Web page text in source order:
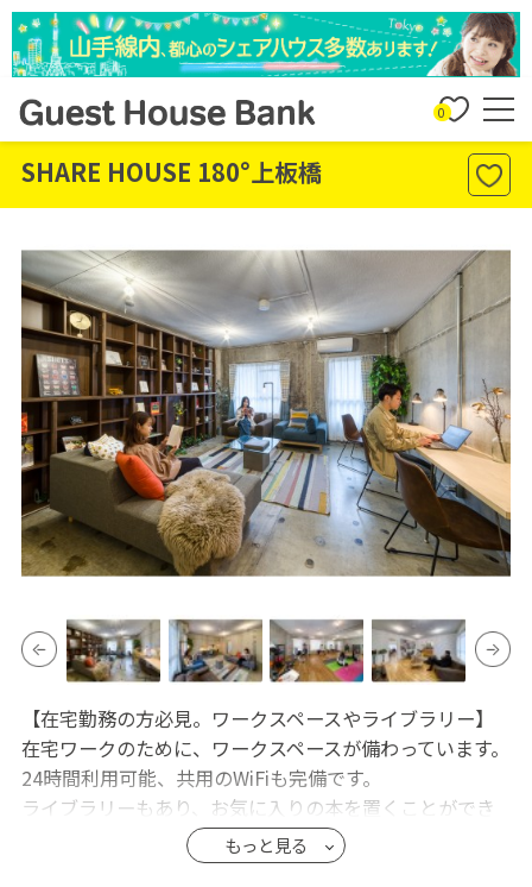
0
SHARE HOUSE 180°上板橋
【在宅勤務の方必見。ワークスペースやライブラリー】
在宅ワークのために、ワークスペースが備わっています。
24時間利用可能、共用のWiFiも完備です。
ライブラリーもあり、お気に入りの本を置くことができ
ます。仕事や趣味を起点に、あなたの新しい生き方が開
けるかもしれません。
もっと見る